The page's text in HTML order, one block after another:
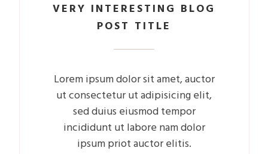
VERY INTERESTING BLOG
POST TITLE
Lorem ipsum dolor sit amet, auctor
ut consectetur ut adipisicing elit,
sed duius eiusmod tempor
incididunt ut labore nam dolor
ipsum priot auctor elitis.